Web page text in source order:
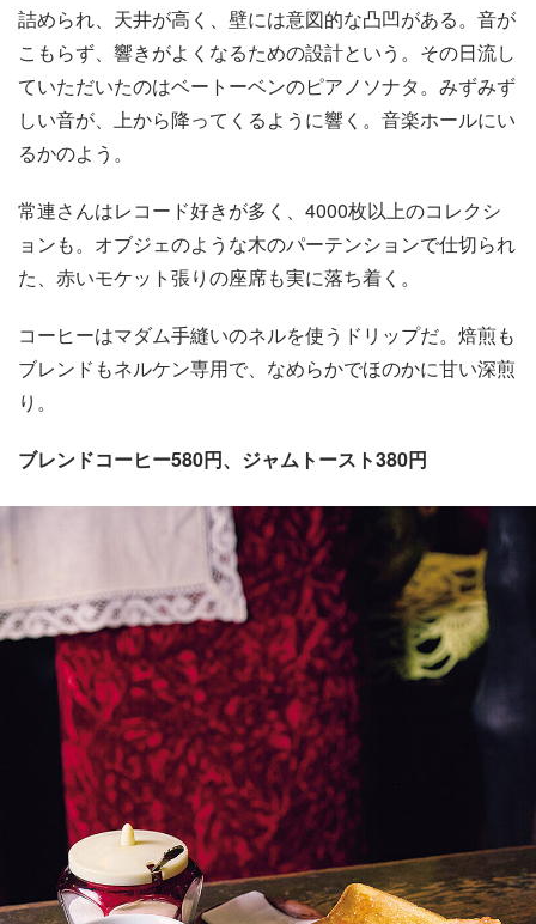
詰められ、天井が高く、壁には意図的な凸凹がある。音が
こもらず、響きがよくなるための設計という。その日流し
ていただいたのはベートーベンのピアノソナタ。みずみず
しい音が、上から降ってくるように響く。音楽ホールにい
るかのよう。
常連さんはレコード好きが多く、4000枚以上のコレクシ
ョンも。オブジェのような木のパーテンションで仕切られ
た、赤いモケット張りの座席も実に落ち着く。
コーヒーはマダム手縫いのネルを使うドリップだ。焙煎も
ブレンドもネルケン専用で、なめらかでほのかに甘い深煎
り。
ブレンドコーヒー580円、ジャムトースト380円